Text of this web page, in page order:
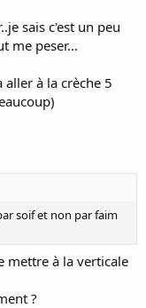
sais c'est un peu
me peser...
à la crèche 5
soif et non par faim
mettre à la verticale
?